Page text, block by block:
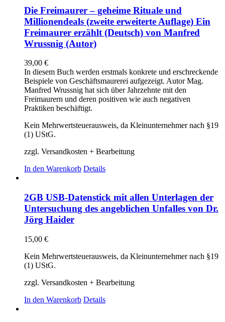
Die Freimaurer – geheime Rituale und
Millionendeals (zweite erweiterte Auflage) Ein
Freimaurer erzählt (Deutsch) von Manfred
Wrussnig (Autor)
39,00 €
In diesem Buch werden erstmals konkrete und erschreckende
Beispiele von Geschäftsmaurerei aufgezeigt. Autor Mag.
Manfred Wrussnig hat sich über Jahrzehnte mit den
Freimaurern und deren positiven wie auch negativen
Praktiken beschäftigt.
Kein Mehrwertsteuerausweis, da Kleinunternehmer nach §19
(1) UStG.
zzgl. Versandkosten + Bearbeitung
In den Warenkorb Details
2GB USB-Datenstick mit allen Unterlagen der
Untersuchung des angeblichen Unfalles von Dr.
Jörg Haider
15,00 €
Kein Mehrwertsteuerausweis, da Kleinunternehmer nach §19
(1) UStG.
zzgl. Versandkosten + Bearbeitung
In den Warenkorb Details